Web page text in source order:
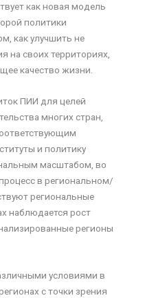
как новая модель
политики
как улучшить не
на своих территориях,
качество жизни.
ПИИ для целей
многих стран,
и политику
масштабом, во
в региональном/
региональные
наблюдается рост
регионы
условиями в
с точки зрения